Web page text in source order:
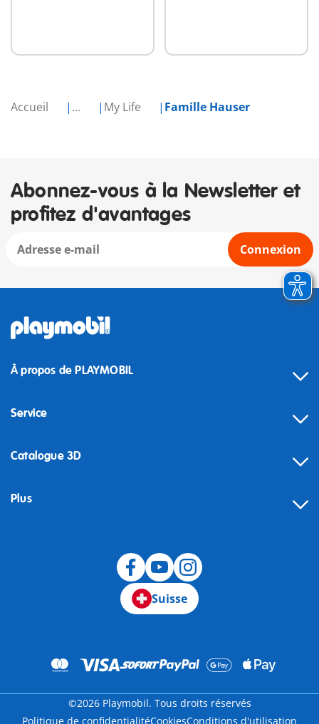
Accueil ... My Life Famille Hauser
Abonnez-vous à la Newsletter et
profitez d'avantages
Connexion
À propos de PLAYMOBIL
Service
Catalogue 3D
Plus
Suisse
©2026 Playmobil. Tous droits réservés
Politique de confidentialitéCookiesConditions d'utilisation